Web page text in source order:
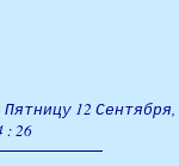
12 Сентября,
: 26